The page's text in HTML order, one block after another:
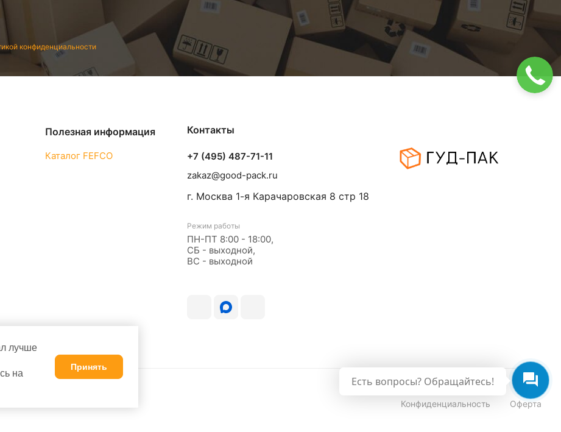
конфиденциальности
Полезная информация
Каталог FEFCO
Контакты
+7 (495) 487-71-11
zakaz@good-pack.ru
г. Москва 1-я Карачаровская 8 стр 18
Режим работы
ПН-ПТ 8:00 - 18:00,
СБ - выходной,
ВС - выходной
Конфиденциальность Оферта
Есть вопросы? Обращайтесь!
лучше
на
Принять